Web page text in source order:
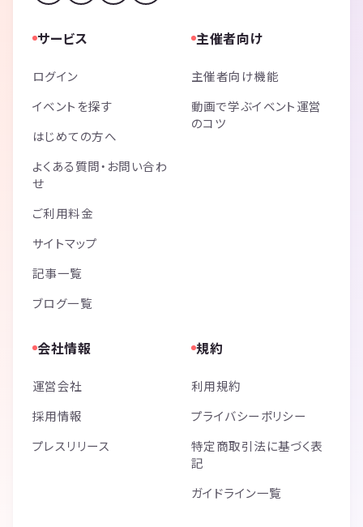
サービス
ログイン
イベントを探す
はじめての方へ
よくある質問・お問い合わ
せ
ご利用料金
サイトマップ
記事一覧
ブログ一覧
主催者向け
主催者向け機能
動画で学ぶイベント運営
のコツ
会社情報
運営会社
採用情報
プレスリリース
規約
利用規約
プライバシーポリシー
特定商取引法に基づく表
記
ガイドライン一覧